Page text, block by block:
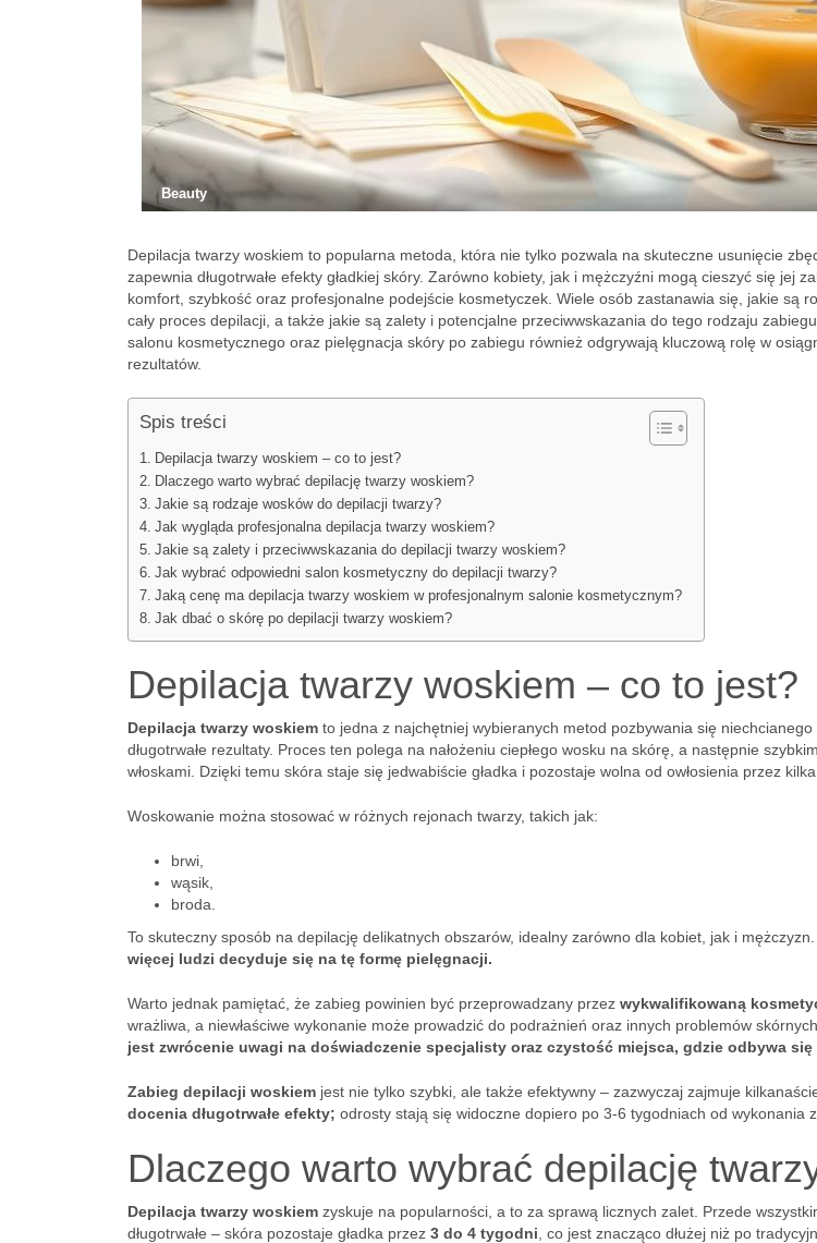
Beauty
Depilacja twarzy woskiem to popularna metoda, która nie tylko pozwala na skuteczne usunięcie
zapewnia długotrwałe efekty gładkiej skóry. Zarówno kobiety, jak i mężczyźni mogą cieszyć się jej
komfort, szybkość oraz profesjonalne podejście kosmetyczek. Wiele osób zastanawia się, jakie są
cały proces depilacji, a także jakie są zalety i potencjalne przeciwwskazania do tego rodzaju
salonu kosmetycznego oraz pielęgnacja skóry po zabiegu również odgrywają kluczową rolę w
rezultatów.
Spis treści
Depilacja twarzy woskiem – co to jest?
Dlaczego warto wybrać depilację twarzy woskiem?
Jakie są rodzaje wosków do depilacji twarzy?
Jak wygląda profesjonalna depilacja twarzy woskiem?
Jakie są zalety i przeciwwskazania do depilacji twarzy woskiem?
Jak wybrać odpowiedni salon kosmetyczny do depilacji twarzy?
Jaką cenę ma depilacja twarzy woskiem w profesjonalnym salonie kosmetycznym?
Jak dbać o skórę po depilacji twarzy woskiem?
Depilacja twarzy woskiem – co to jest?
Depilacja twarzy woskiem to jedna z najchętniej wybieranych metod pozbywania się niechcianego
długotrwałe rezultaty. Proces ten polega na nałożeniu ciepłego wosku na skórę, a następnie
włoskami. Dzięki temu skóra staje się jedwabiście gładka i pozostaje wolna od owłosienia przez
Woskowanie można stosować w różnych rejonach twarzy, takich jak:
brwi,
wąsik,
broda.
To skuteczny sposób na depilację delikatnych obszarów, idealny zarówno dla kobiet, jak i mężczyzn.
więcej ludzi decyduje się na tę formę pielęgnacji.
Warto jednak pamiętać, że zabieg powinien być przeprowadzany przez wykwalifikowaną
wrażliwa, a niewłaściwe wykonanie może prowadzić do podrażnień oraz innych problemów skórnych.
jest zwrócenie uwagi na doświadczenie specjalisty oraz czystość miejsca, gdzie odbywa się
Zabieg depilacji woskiem jest nie tylko szybki, ale także efektywny – zazwyczaj zajmuje
docenia długotrwałe efekty; odrosty stają się widoczne dopiero po 3-6 tygodniach od wykonania
Dlaczego warto wybrać depilację
Depilacja twarzy woskiem zyskuje na popularności, a to za sprawą licznych zalet. Przede
długotrwałe – skóra pozostaje gładka przez 3 do 4 tygodni , co jest znacząco dłużej niż po